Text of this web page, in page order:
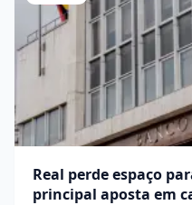
Real perde espaço
principal aposta em